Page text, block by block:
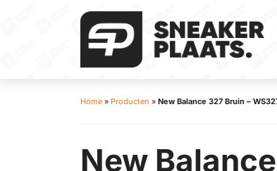
Home » Producten » New Balance 327 Bruin –
New